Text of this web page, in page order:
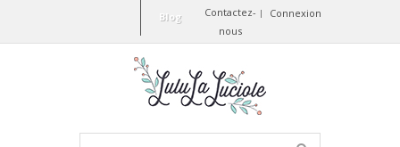
Connexion
Contactez-
nous
Blog